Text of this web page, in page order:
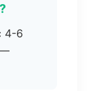
4-6
—